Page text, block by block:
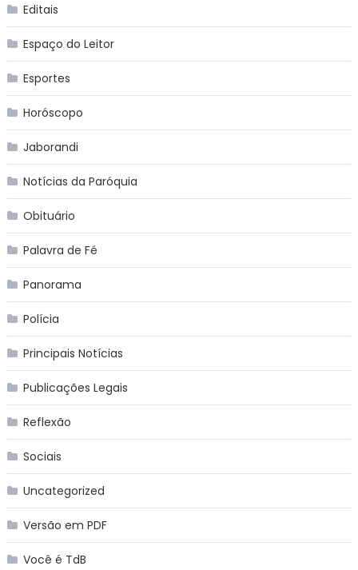
Editais
Espaço do Leitor
Esportes
Horóscopo
Jaborandi
Notícias da Paróquia
Obituário
Palavra de Fé
Panorama
Polícia
Principais Notícias
Publicações Legais
Reflexão
Sociais
Uncategorized
Versão em PDF
Você é TdB